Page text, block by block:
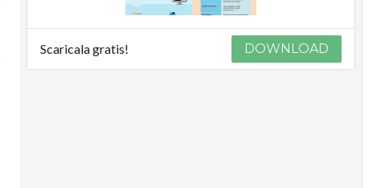
Scaricala gratis! DOWNLOAD